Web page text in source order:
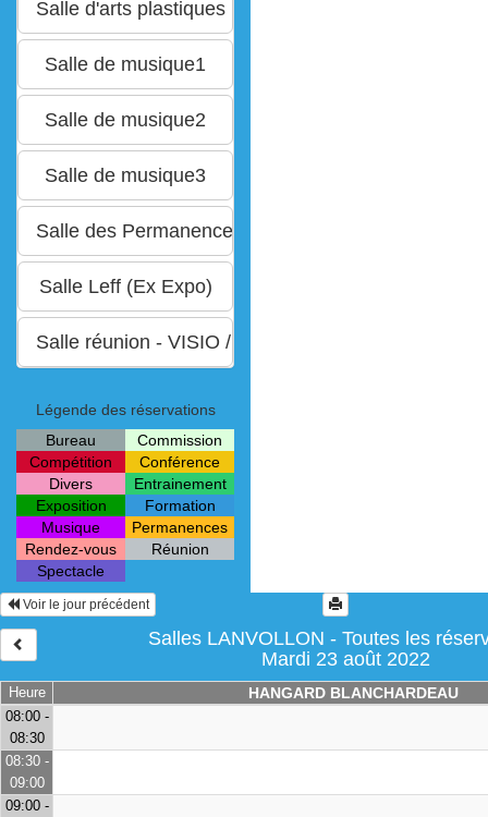
Légende des réservations
Bureau
Commission
Compétition
Conférence
Divers
Entrainement
Exposition
Formation
Musique
Permanences
Rendez-vous
Réunion
Spectacle
Voir le jour précédent
Salles LANVOLLON - Toutes les
Mardi 23 août 2022
Heure HANGARD BLANCHARDEAU
08:00 -
08:30
08:30 -
09:00
09:00 -